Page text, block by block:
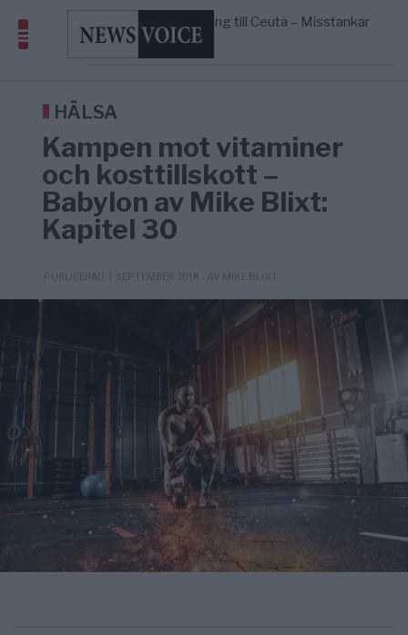
3/8
Massiv anstormning till Ceuta – Misstankar
om amerikansk påverkan
MIDDLE EAST
Pentagon: US Capacity to Fight Iran is
borde avgöra all utrikespolitik
HÄLSA
Kampen mot vitaminer
och kosttillskott –
Babylon av Mike Blixt:
Kapitel 30
PUBLICERAD 1 SEPTEMBER 2018 - AV MIKE BLIXT